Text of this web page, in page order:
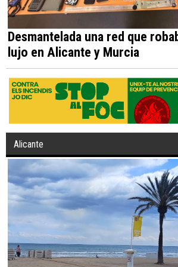
Desmantelada una red que
lujo en Alicante y Murcia
Alicante